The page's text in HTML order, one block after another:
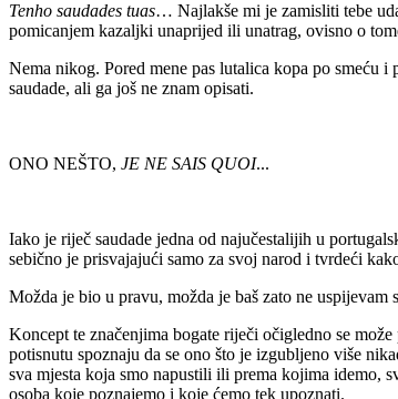
Tenho saudades tuas… Najlakše mi je zamisliti tebe
pomicanjem kazaljki unaprijed ili unatrag, ovisno o
Nema nikog. Pored mene pas lutalica kopa po smeću
saudade, ali ga još ne znam opisati.
ONO NEŠTO, JE NE SAIS QUOI...
Iako je riječ saudade jedna od najučestalijih u
sebično je prisvajajući samo za svoj narod i tvrdeći
Možda je bio u pravu, možda je baš zato ne uspijevam
Koncept te značenjima bogate riječi očigledno se
potisnutu spoznaju da se ono što je izgubljeno više
sva mjesta koja smo napustili ili prema kojima idemo,
osoba koje poznajemo i koje ćemo tek upoznati.